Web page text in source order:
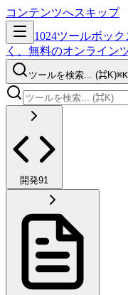
コンテンツへスキップ
1024ツールボック
く、無料のオンライン
ツールを検索... (⌘K)⌘K
開発91